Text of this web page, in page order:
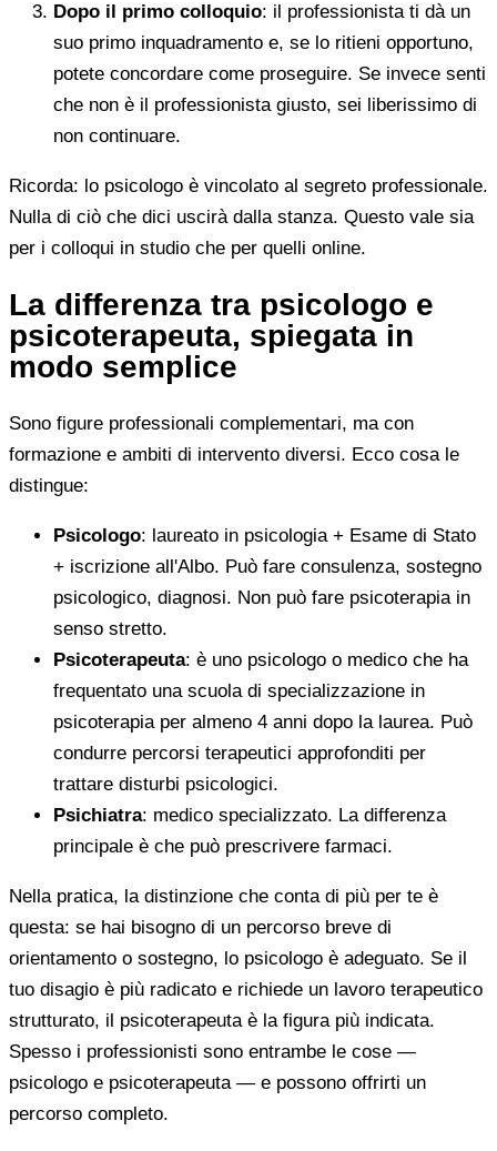
Dopo il primo colloquio: il professionista ti dà un
suo primo inquadramento e, se lo ritieni opportuno,
potete concordare come proseguire. Se invece senti
che non è il professionista giusto, sei liberissimo di
non continuare.
Ricorda: lo psicologo è vincolato al segreto professionale.
Nulla di ciò che dici uscirà dalla stanza. Questo vale sia
per i colloqui in studio che per quelli online.
La differenza tra psicologo e
psicoterapeuta, spiegata in
modo semplice
Sono figure professionali complementari, ma con
formazione e ambiti di intervento diversi. Ecco cosa le
distingue:
Psicologo: laureato in psicologia + Esame di Stato
+ iscrizione all'Albo. Può fare consulenza, sostegno
psicologico, diagnosi. Non può fare psicoterapia in
senso stretto.
Psicoterapeuta: è uno psicologo o medico che ha
frequentato una scuola di specializzazione in
psicoterapia per almeno 4 anni dopo la laurea. Può
condurre percorsi terapeutici approfonditi per
trattare disturbi psicologici.
Psichiatra: medico specializzato. La differenza
principale è che può prescrivere farmaci.
Nella pratica, la distinzione che conta di più per te è
questa: se hai bisogno di un percorso breve di
orientamento o sostegno, lo psicologo è adeguato. Se il
tuo disagio è più radicato e richiede un lavoro terapeutico
strutturato, il psicoterapeuta è la figura più indicata.
Spesso i professionisti sono entrambe le cose —
psicologo e psicoterapeuta — e possono offrirti un
percorso completo.